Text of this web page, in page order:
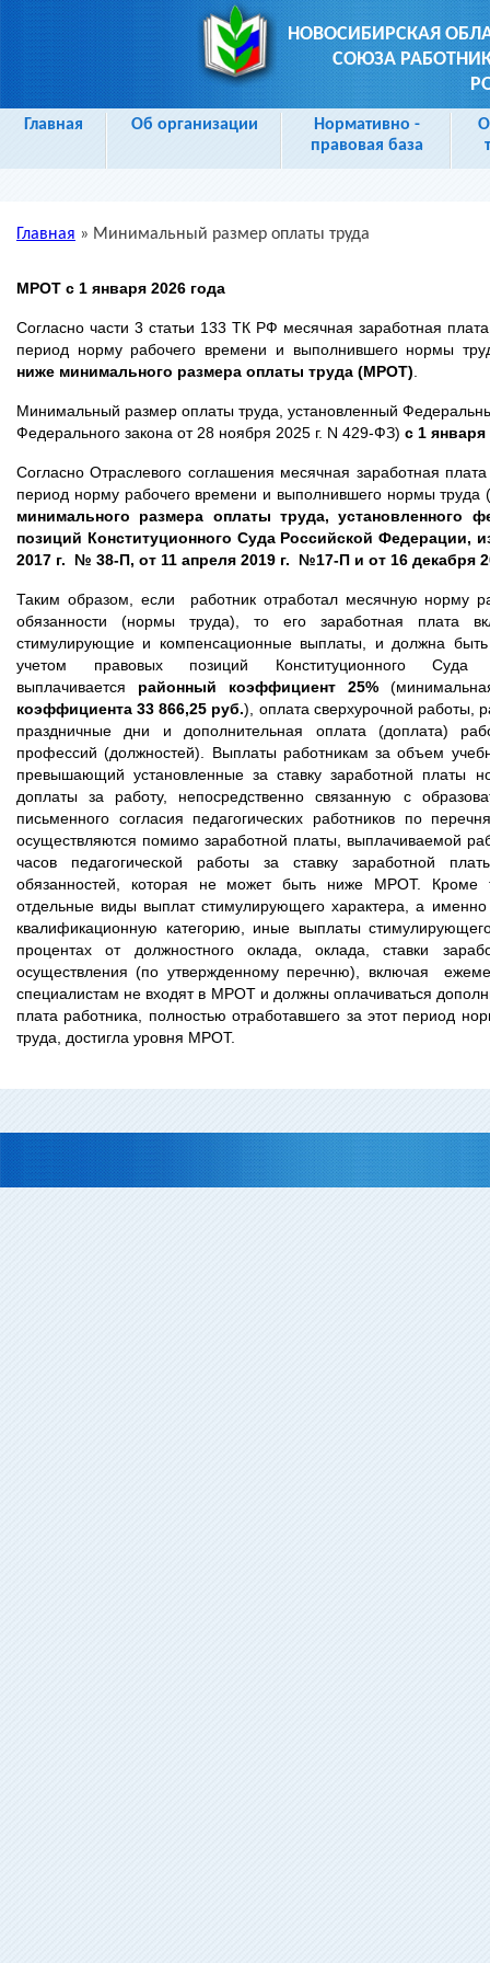
НОВОСИБИРСКАЯ
СОЮЗА
Главная Об организации
Нормативно -
правовая база
Главная » Минимальный размер оплаты труда
МРОТ с 1 января 2026 года
Согласно части 3 статьи 133 ТК РФ месячная заработная
период норму рабочего времени и выполнившего нормы
ниже минимального размера оплаты труда (МРОТ)
Минимальный размер оплаты труда, установленный
Федерального закона от 28 ноября 2025 г. N 429-ФЗ) с 1
Согласно Отраслевого соглашения месячная заработная
период норму рабочего времени и выполнившего нормы труда
минимального размера оплаты труда, установленного
позиций Конституционного Суда Российской Федерации,
2017 г. № 38-П, от 11 апреля 2019 г. №17-П и от 16 декабря
Таким образом, если работник отработал месячную норму
обязанности (нормы труда), то его заработная плата
стимулирующие и компенсационные выплаты, и должна
учетом правовых позиций Конституционного
выплачивается районный коэффициент 25%
коэффициента 33 866,25 руб.), оплата сверхурочной работы,
праздничные дни и дополнительная оплата (доплата)
профессий (должностей). Выплаты работникам за объем
превышающий установленные за ставку заработной платы
доплаты за работу, непосредственно связанную с
письменного согласия педагогических работников по
осуществляются помимо заработной платы, выплачиваемой
часов педагогической работы за ставку заработной
обязанностей, которая не может быть ниже МРОТ. Кроме
отдельные виды выплат стимулирующего характера, а
квалификационную категорию, иные выплаты
процентах от должностного оклада, оклада, ставки
осуществления (по утвержденному перечню), включая
специалистам не входят в МРОТ и должны оплачиваться
плата работника, полностью отработавшего за этот период
труда, достигла уровня МРОТ.